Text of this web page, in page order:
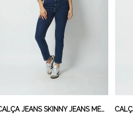
CALÇA JEANS SKINNY JEANS MÉDIO